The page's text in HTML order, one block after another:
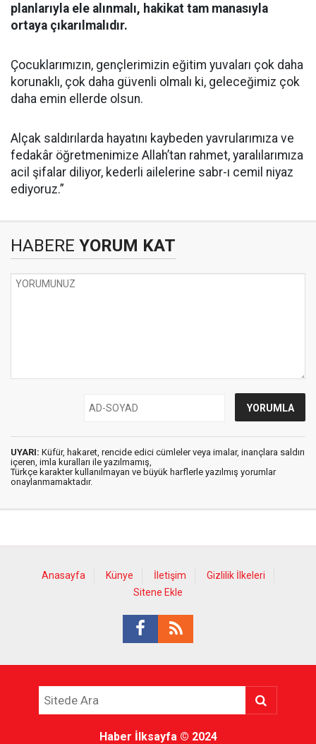
planlarıyla ele alınmalı, hakikat tam manasıyla
ortaya çıkarılmalıdır.
Çocuklarımızın, gençlerimizin eğitim yuvaları çok daha
korunaklı, çok daha güvenli olmalı ki, geleceğimiz çok
daha emin ellerde olsun.
Alçak saldırılarda hayatını kaybeden yavrularımıza ve
fedakâr öğretmenimize Allah’tan rahmet, yaralılarımıza
acil şifalar diliyor, kederli ailelerine sabr-ı cemil niyaz
ediyoruz.”
HABERE YORUM KAT
UYARI: Küfür, hakaret, rencide edici cümleler veya imalar, inançlara saldırı
içeren, imla kuralları ile yazılmamış,
Türkçe karakter kullanılmayan ve büyük harflerle yazılmış yorumlar
onaylanmamaktadır.
Anasayfa Künye İletişim
Gizlilik İlkeleri
Sitene Ekle
Haber İlksayfa© 2024